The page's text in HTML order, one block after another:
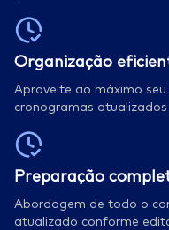
Organização
Aproveite ao máximo
cronogramas
Preparação
Abordagem de todo o
atualizado conforme